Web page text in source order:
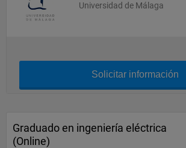
Universidad de Málaga
Solicitar información
Graduado en ingeniería eléctrica
(Online)